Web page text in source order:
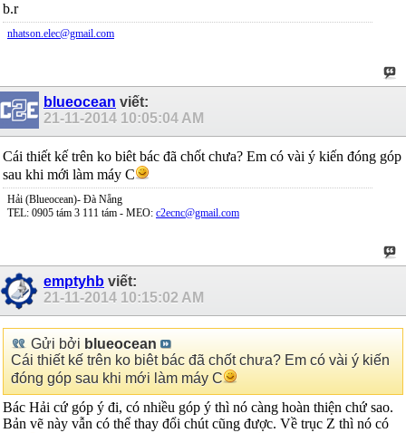
b.r
nhatson.elec@gmail.com
blueocean viết:
21-11-2014 10:05:04 AM
Cái thiết kế trên ko biêt bác đã chốt chưa? Em có vài ý kiến đóng góp
sau khi mới làm máy C
Hải (Blueocean)- Đà Nẵng
TEL: 0905 tám 3 111 tám - MEO: c2ecnc@gmail.com
emptyhb viết:
21-11-2014 10:15:02 AM
Gửi bởi blueocean
Cái thiết kế trên ko biêt bác đã chốt chưa? Em có vài ý kiến
đóng góp sau khi mới làm máy C
Bác Hải cứ góp ý đi, có nhiều góp ý thì nó càng hoàn thiện chứ sao.
Bản vẽ này vẫn có thể thay đổi chút cũng được. Về trục Z thì nó có